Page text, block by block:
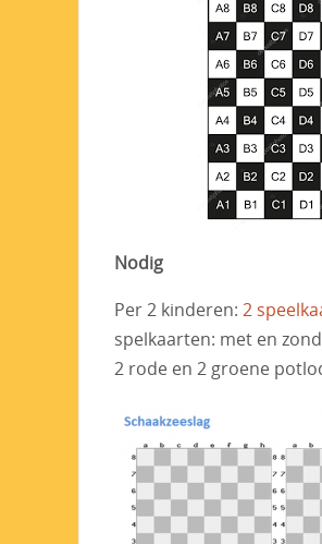
Nodig
Per 2 kinderen: 2
spelkaarten: met en
2 rode en 2 groene